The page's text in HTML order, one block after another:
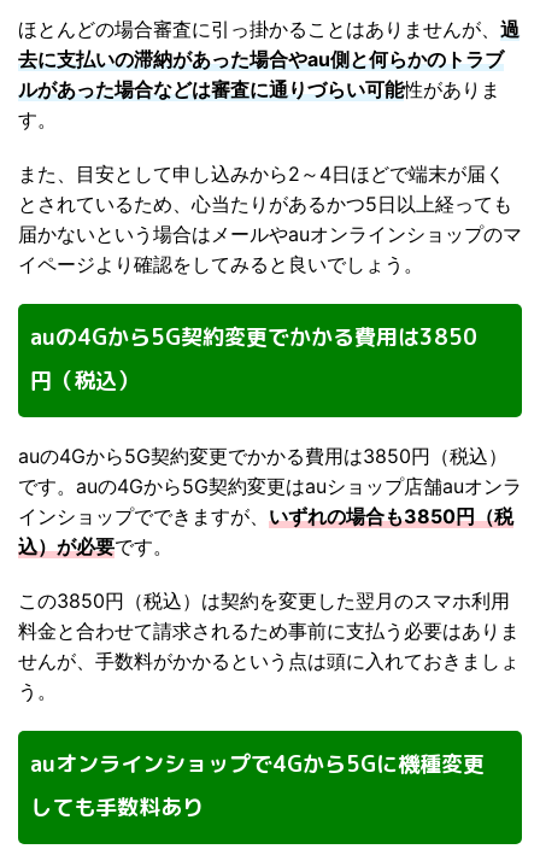
ほとんどの場合審査に引っ掛かることはありませんが、 過
去に支払いの滞納があった場合やau側と何らかのトラブ
ルがあった場合などは審査に通りづらい可能性がありま
す。
また、目安として申し込みから2～4日ほどで端末が届く
とされているため、心当たりがあるかつ5日以上経っても
届かないという場合はメールやauオンラインショップのマ
イページより確認をしてみると良いでしょう。
auの4Gから5G契約変更でかかる費用は3850
円（税込）
auの4Gから5G契約変更でかかる費用は3850円（税込）
です。auの4Gから5G契約変更はauショップ店舗auオンラ
インショップでできますが、 いずれの場合も3850円（税
込）が必要です。
この3850円（税込）は契約を変更した翌月のスマホ利用
料金と合わせて請求されるため事前に支払う必要はありま
せんが、手数料がかかるという点は頭に入れておきましょ
う。
auオンラインショップで4Gから5Gに機種変更
しても手数料あり